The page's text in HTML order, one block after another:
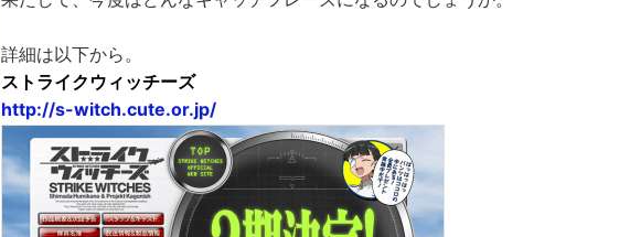
詳細は以下から。
ストライクウィッチーズ
http://s-witch.cute.or.jp/